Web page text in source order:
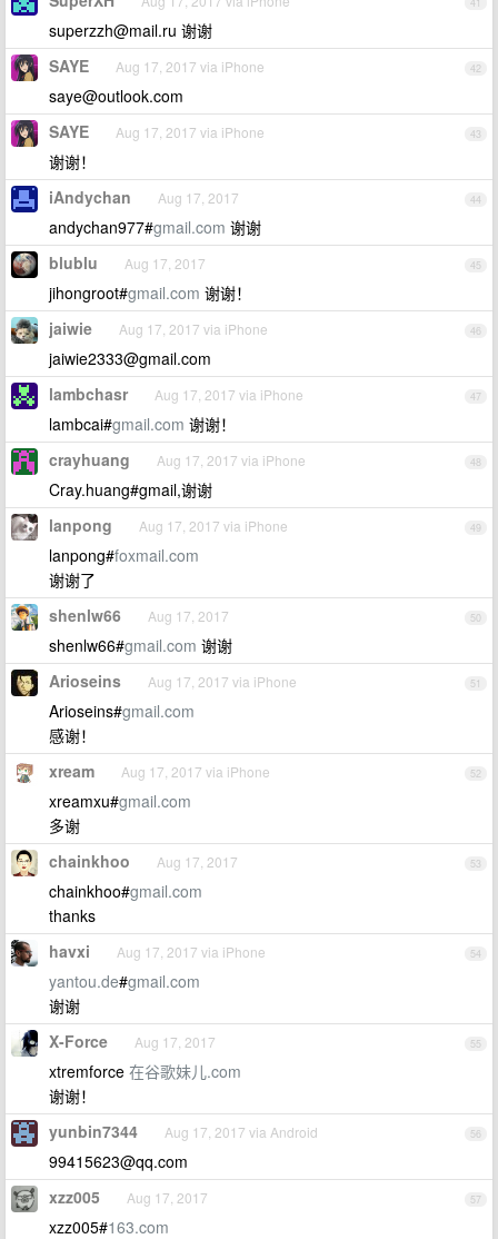
superzzh@mail.ru 谢谢
42
SAYE Aug 17, 2017 via iPhone
saye@outlook.com
43
SAYE Aug 17, 2017 via iPhone
谢谢！
44
iAndychan Aug 17, 2017
andychan977#gmail.com 谢谢
45
blublu Aug 17, 2017
jihongroot#gmail.com 谢谢！
46
jaiwie Aug 17, 2017 via iPhone
jaiwie2333@gmail.com
47
lambchasr Aug 17, 2017 via iPhone
lambcai#gmail.com 谢谢！
48
crayhuang Aug 17, 2017 via iPhone
Cray.huang#gmail,谢谢
49
lanpong Aug 17, 2017 via iPhone
lanpong#foxmail.com
谢谢了
50
shenlw66 Aug 17, 2017
shenlw66#gmail.com 谢谢
51
Arioseins Aug 17, 2017 via iPhone
Arioseins#gmail.com
感谢！
52
xream Aug 17, 2017 via iPhone
xreamxu#gmail.com
多谢
53
chainkhoo Aug 17, 2017
chainkhoo#gmail.com
thanks
54
havxi Aug 17, 2017 via iPhone
yantou.de#gmail.com
谢谢
55
X-Force Aug 17, 2017
xtremforce 在谷歌妹儿.com
谢谢！
56
yunbin7344 Aug 17, 2017 via Android
99415623@qq.com
57
xzz005 Aug 17, 2017
xzz005#163.com